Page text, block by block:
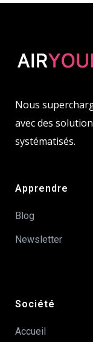
Nous
avec des
systématisés.
Apprendre
Blog
Newsletter
Société
Accueil